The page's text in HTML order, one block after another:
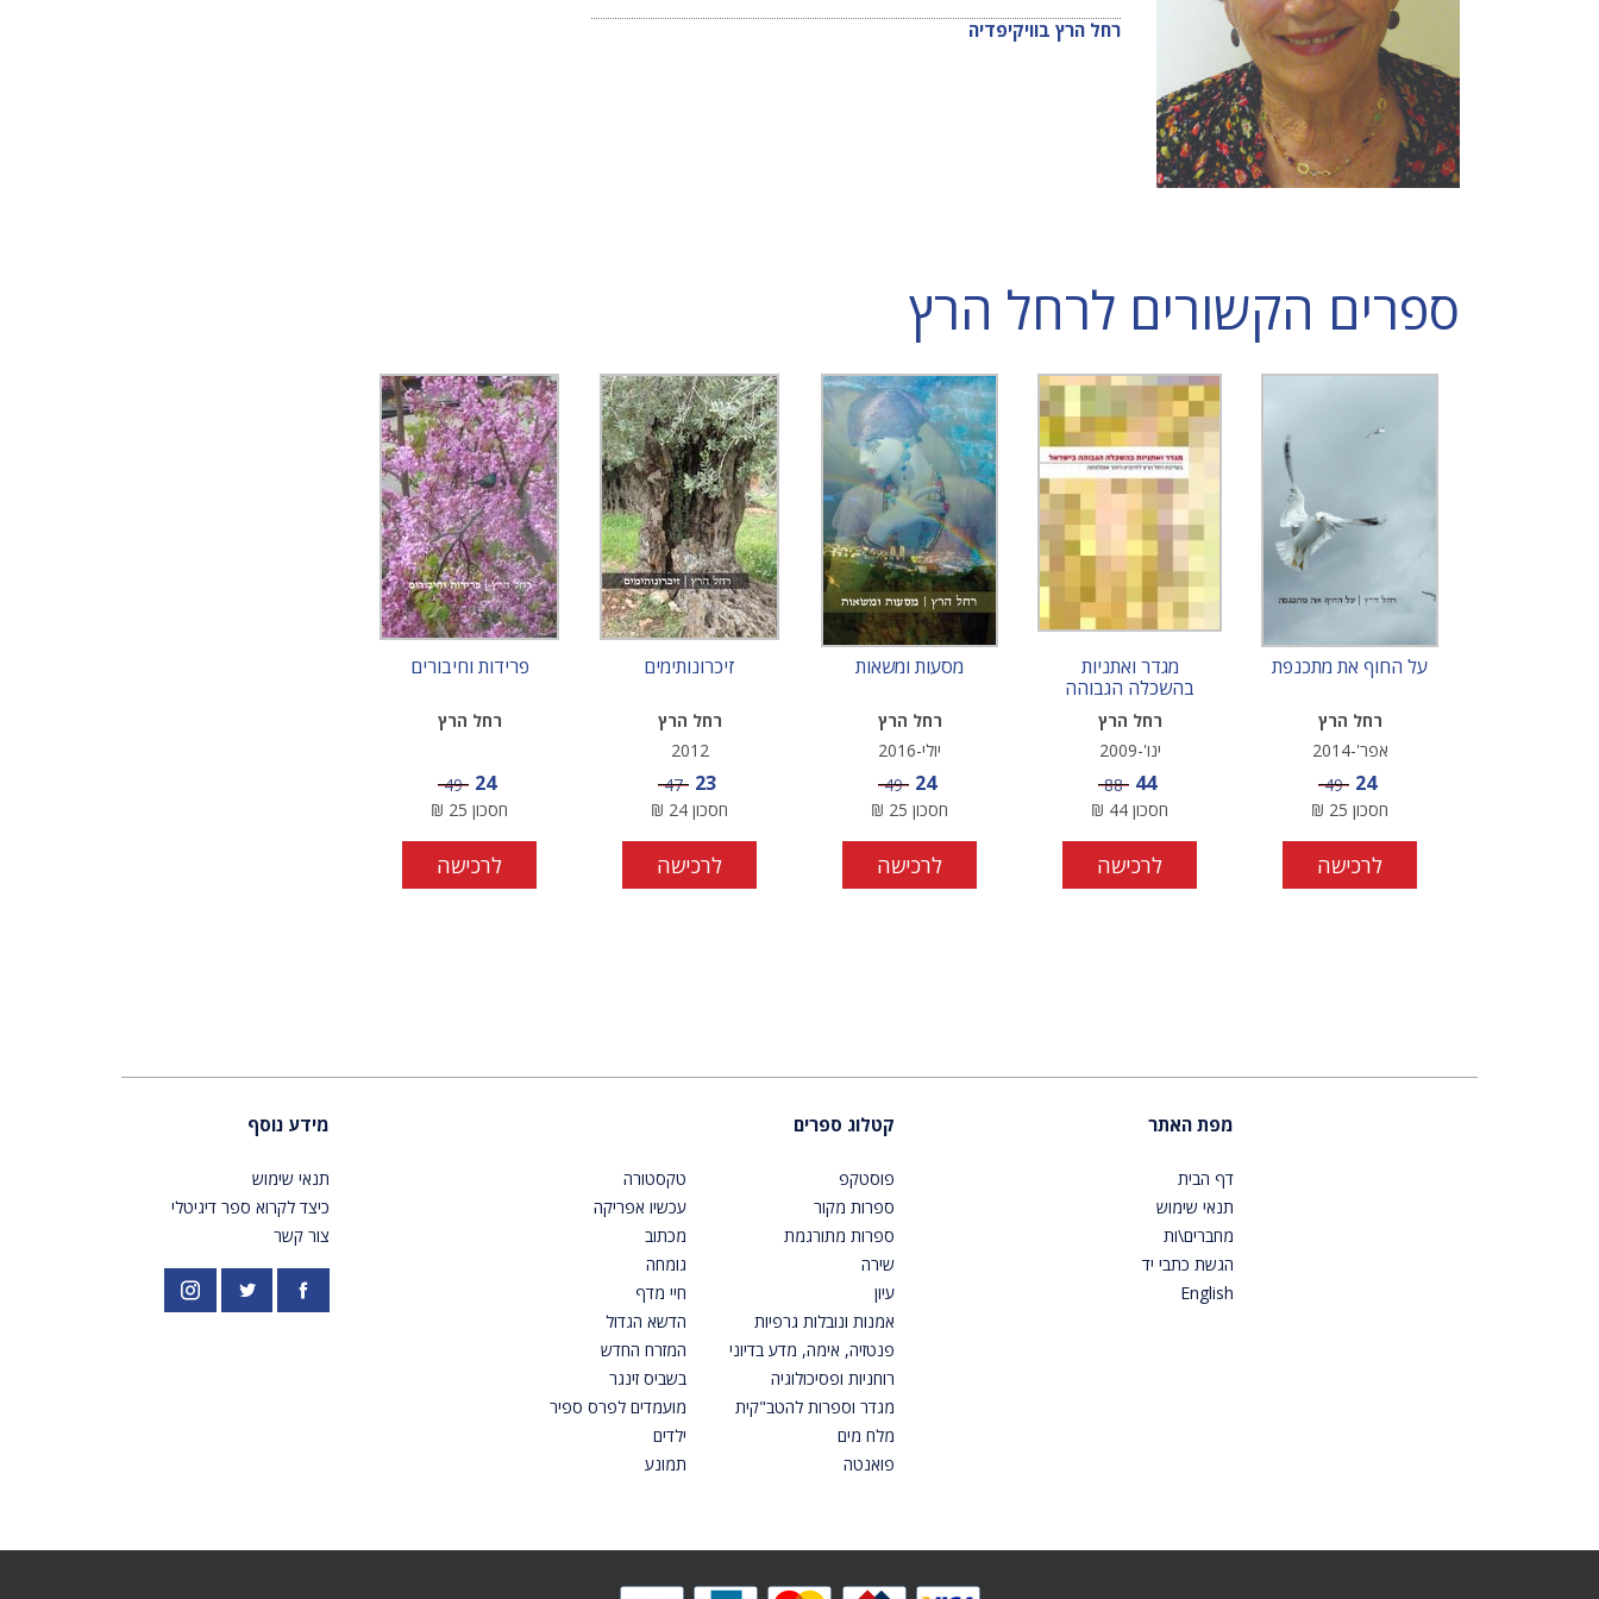
רחל הרץ בוויקיפדיה
ספרים הקשורים לרחל הרץ
על החוף את מתכנפת
רחל הרץ
אפר'-2014
מחיר מבצע
24 מחיר
49
חסכון 25
₪
לרכישה
מגדר ואתניות
בהשכלה הגבוהה
רחל הרץ
ינו'-2009
מחיר מבצע
44 מחיר
88
חסכון 44
₪
לרכישה
מסעות ומשאות
רחל הרץ
יולי-2016
מחיר מבצע
24 מחיר
49
חסכון 25
₪
לרכישה
זיכרונותימים
רחל הרץ
2012
מחיר מבצע
23 מחיר
47
חסכון 24
₪
לרכישה
פרידות וחיבורים
רחל הרץ
מחיר מבצע
24 מחיר
49
חסכון 25
₪
לרכישה
מפת האתר
דף הבית
תנאי שימוש
מחברים\ות
הגשת כתבי יד
English
קטלוג ספרים
פוסטקפ
ספרות מקור
ספרות מתורגמת
שירה
עיון
אמנות ונובלות גרפיות
פנטזיה, אימה, מדע בדיוני
רוחניות ופסיכולוגיה
מגדר וספרות להטב"קית
מלח מים
פואנטה
טקסטורה
עכשיו אפריקה
מכתוב
גומחה
חיי מדף
הדשא הגדול
המזרח החדש
בשביס זינגר
מועמדים לפרס ספיר
ילדים
תמונע
מידע נוסף
תנאי שימוש
כיצד לקרוא ספר דיגיטלי
צור קשר
פייסבוק PardesPublish
אינסטגרם